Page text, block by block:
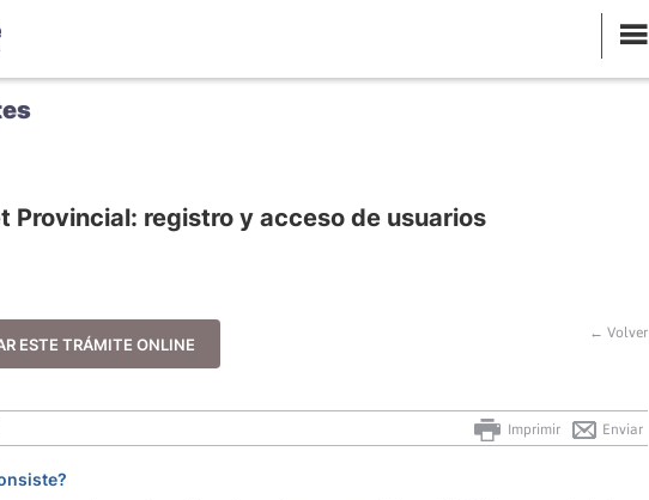
Provincial: registro y acceso de usuarios
ESTE TRÁMITE ONLINE
← Volver
Enviar
Imprimir